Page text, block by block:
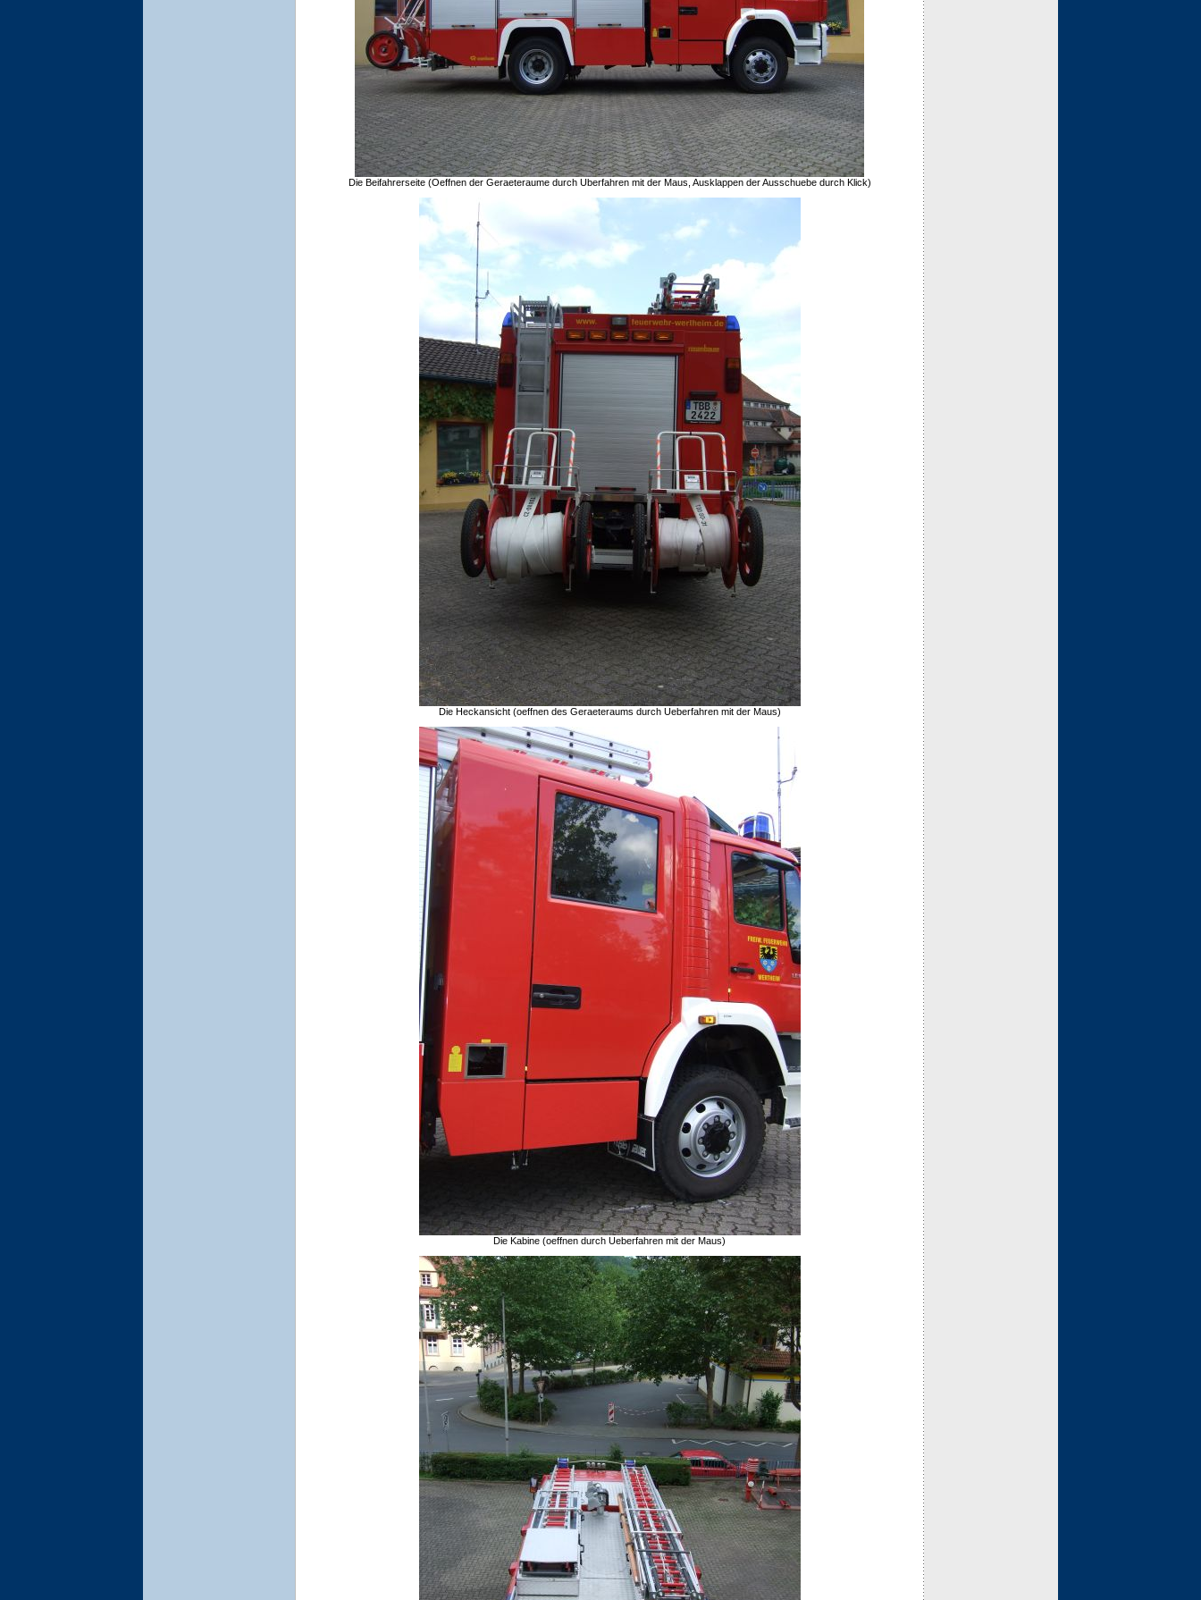
Die Beifahrerseite (Oeffnen der Geraeteraume durch Uberfahren mit der Maus, Ausklappen der Ausschuebe durch Klick)
Die Heckansicht (oeffnen des Geraeteraums durch Ueberfahren mit der Maus)
Die Kabine (oeffnen durch Ueberfahren mit der Maus)